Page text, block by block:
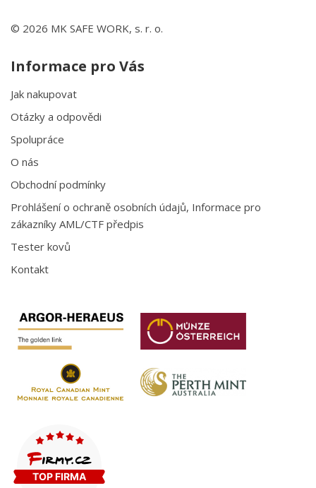
© 2026 MK SAFE WORK, s. r. o.
Informace pro Vás
Jak nakupovat
Otázky a odpovědi
Spolupráce
O nás
Obchodní podmínky
Prohlášení o ochraně osobních údajů, Informace pro
zákazníky AML/CTF předpis
Tester kovů
Kontakt